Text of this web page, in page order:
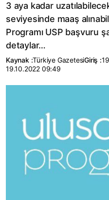
3 aya kadar
seviyesinde maaş
Programı USP başvuru
detaylar…
Kaynak :Türkiye GazetesiGiriş :
19.10.2022 09:49